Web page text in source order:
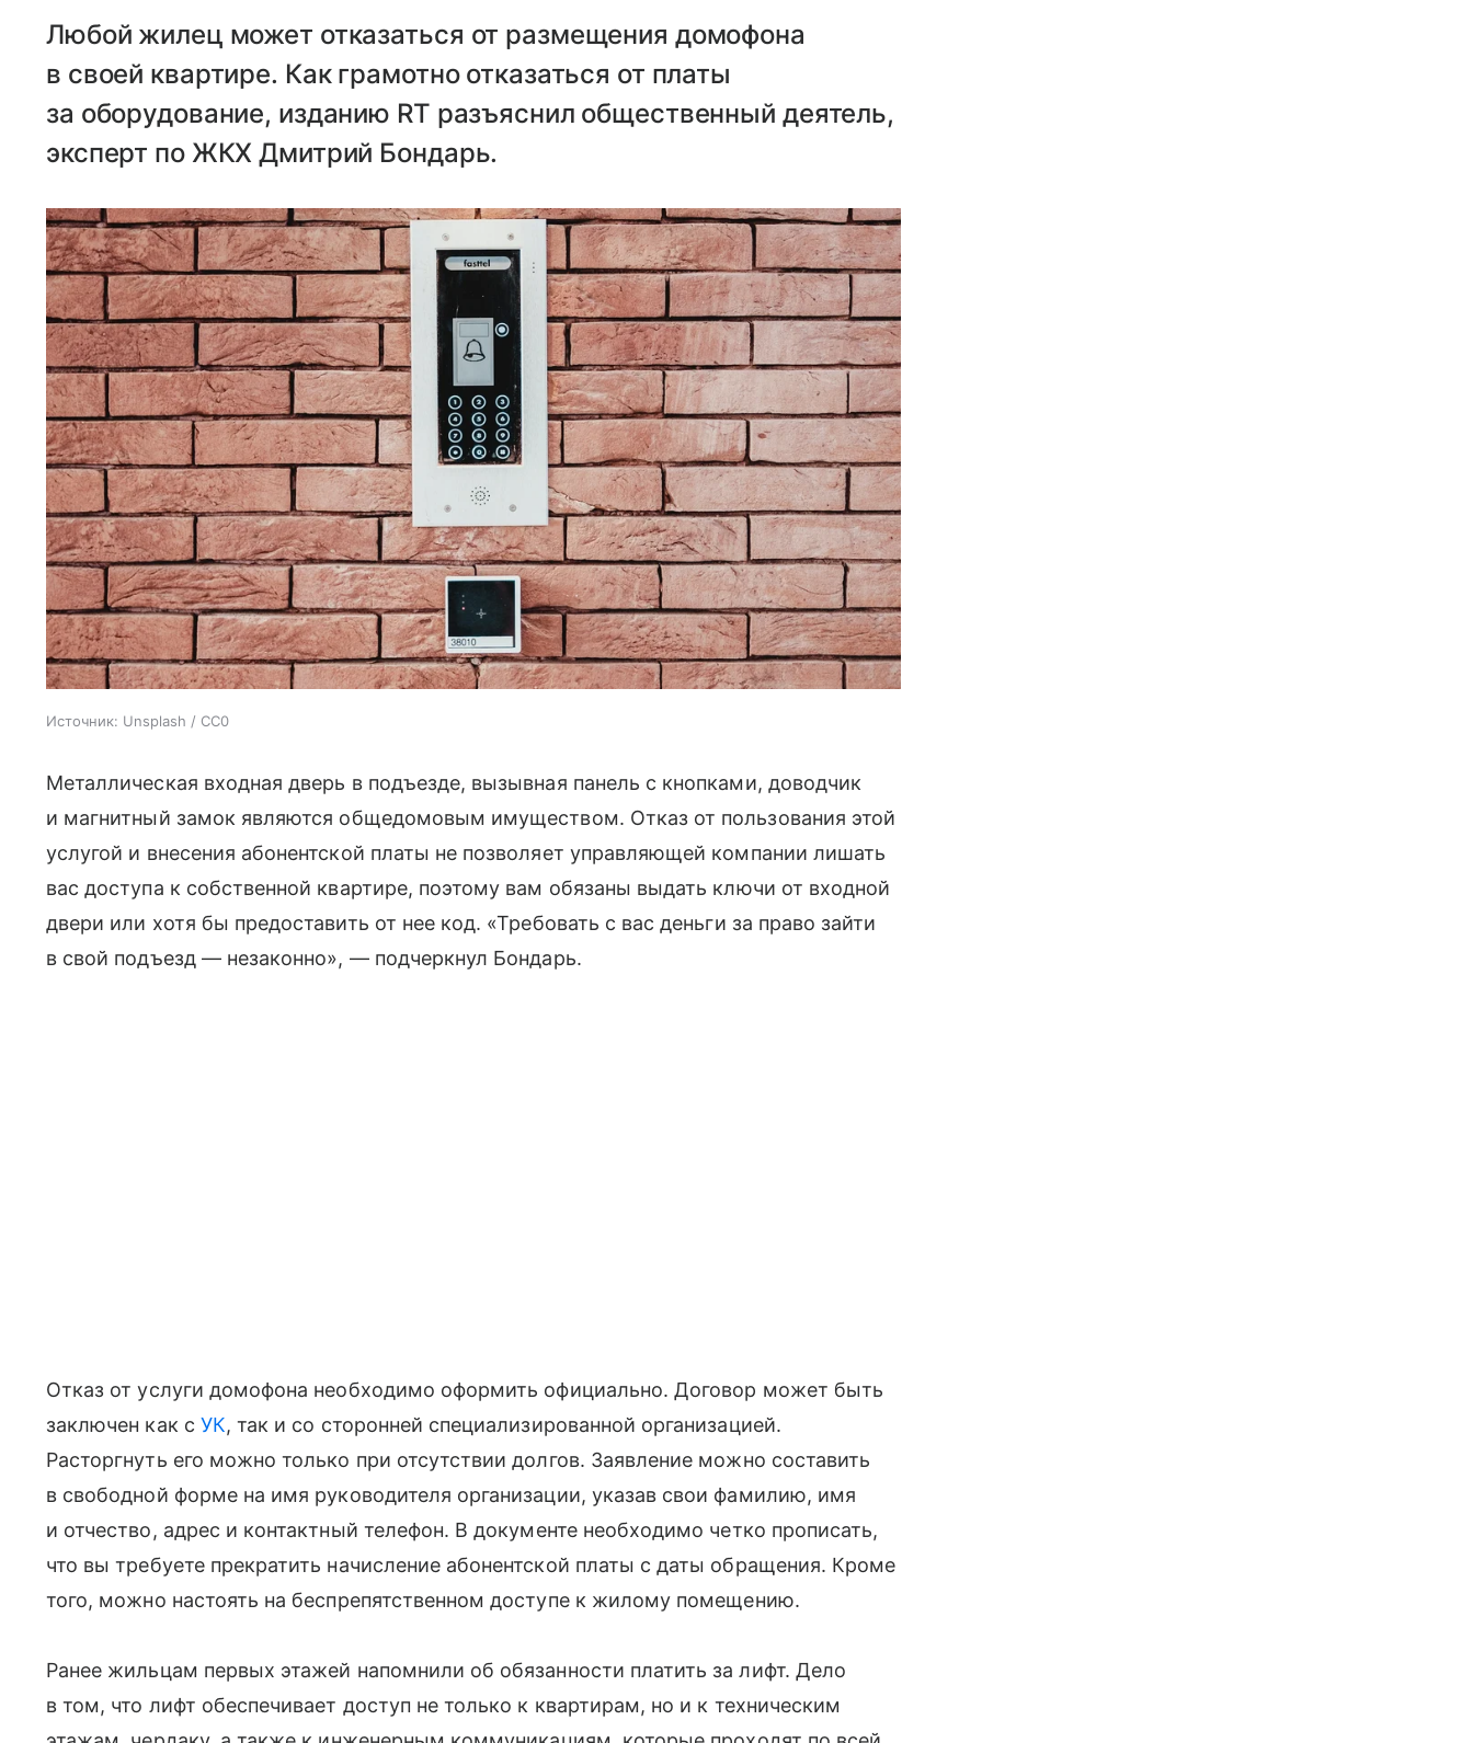
Любой жилец может отказаться от размещения домофона
в своей квартире. Как грамотно отказаться от платы
за оборудование, изданию RT разъяснил общественный деятель,
эксперт по ЖКХ Дмитрий Бондарь.
Источник: Unsplash / CC0
Металлическая входная дверь в подъезде, вызывная панель с кнопками, доводчик
и магнитный замок являются общедомовым имуществом. Отказ от пользования этой
услугой и внесения абонентской платы не позволяет управляющей компании лишать
вас доступа к собственной квартире, поэтому вам обязаны выдать ключи от входной
двери или хотя бы предоставить от нее код. «Требовать с вас деньги за право зайти
в свой подъезд — незаконно», — подчеркнул Бондарь.
Отказ от услуги домофона необходимо оформить официально. Договор может быть
заключен как с УК, так и со сторонней специализированной организацией.
Расторгнуть его можно только при отсутствии долгов. Заявление можно составить
в свободной форме на имя руководителя организации, указав свои фамилию, имя
и отчество, адрес и контактный телефон. В документе необходимо четко прописать,
что вы требуете прекратить начисление абонентской платы с даты обращения. Кроме
того, можно настоять на беспрепятственном доступе к жилому помещению.
Ранее жильцам первых этажей напомнили об обязанности платить за лифт. Дело
в том, что лифт обеспечивает доступ не только к квартирам, но и к техническим